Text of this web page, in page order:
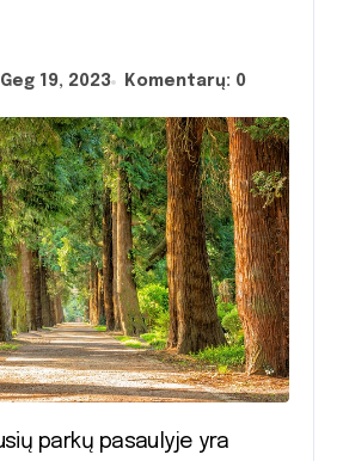
Geg 19, 2023 Komentarų: 0